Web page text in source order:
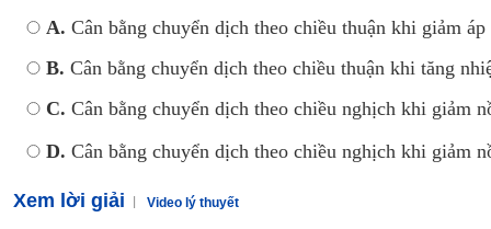
A. Cân bằng chuyển dịch theo chiều thuận khi giảm
B. Cân bằng chuyển dịch theo chiều thuận khi tăng
C. Cân bằng chuyển dịch theo chiều nghịch khi giảm
D. Cân bằng chuyển dịch theo chiều nghịch khi giảm
Xem lời giải Video lý thuyết